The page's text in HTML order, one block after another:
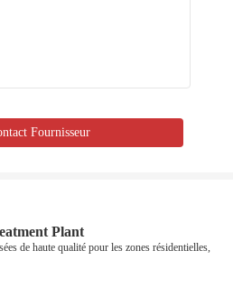
Fournisseur
Plant
de haute qualité pour les zones résidentielles,